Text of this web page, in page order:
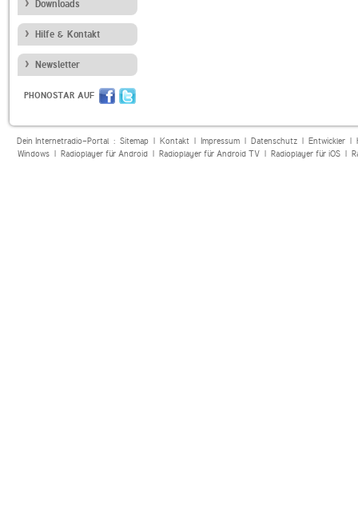
Downloads
Hilfe & Kontakt
Newsletter
PHONOSTAR AUF
Dein Internetradio-Portal : Sitemap| Kontakt| Impressum| Datenschutz| Entwickler|
Windows| Radioplayer für Android| Radioplayer für Android TV| Radioplayer für iOS|